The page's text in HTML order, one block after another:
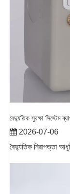
বৈদ্যুতিক সুরক্ষা সিস্টেম
2026-07-06
বৈদ্যুতিক নিরাপত্তা